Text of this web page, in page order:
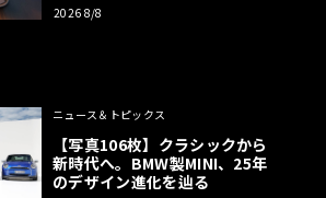
2026 8/8
ニュース＆トピックス
【写真106枚】クラシックから
新時代へ。BMW製MINI、25年
のデザイン進化を辿る